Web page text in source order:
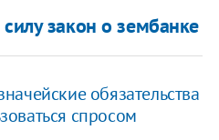
закон о зембанке
обязательства
спросом